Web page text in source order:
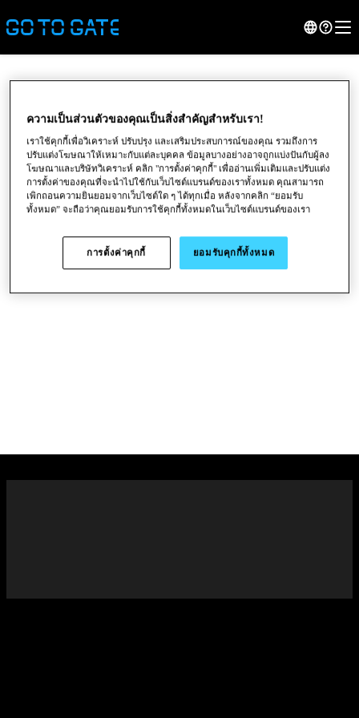
●
ความเป็นส่วนตัวของคุณเป็นสิ่งสําคัญสำหรับเรา!
เราใช้คุกกี้เพื่อวิเคราะห์ ปรับปรุง และเสริมประสบการณ์ของคุณ รวมถึงการ
ปรับแต่งโฆษณาให้เหมาะกับแต่ละบุคคล ข้อมูลบางอย่างอาจถูกแบ่งปันกับผู้ลง
โฆษณาและบริษัทวิเคราะห์ คลิก "การตั้งค่าคุกกี้" เพื่ออ่านเพิ่มเติมและปรับแต่ง
การตั้งค่าของคุณที่จะนําไปใช้กับเว็บไซต์แบรนด์ของเราทั้งหมด คุณสามารถ
เพิกถอนความยินยอมจากเว็บไซต์ใด ๆ ได้ทุกเมื่อ หลังจากคลิก “ยอมรับ
ทั้งหมด” จะถือว่าคุณยอมรับการใช้คุกกี้ทั้งหมดในเว็บไซต์แบรนด์ของเรา
การตั้งค่าคุกกี้ ยอมรับคุกกี้ทั้งหมด